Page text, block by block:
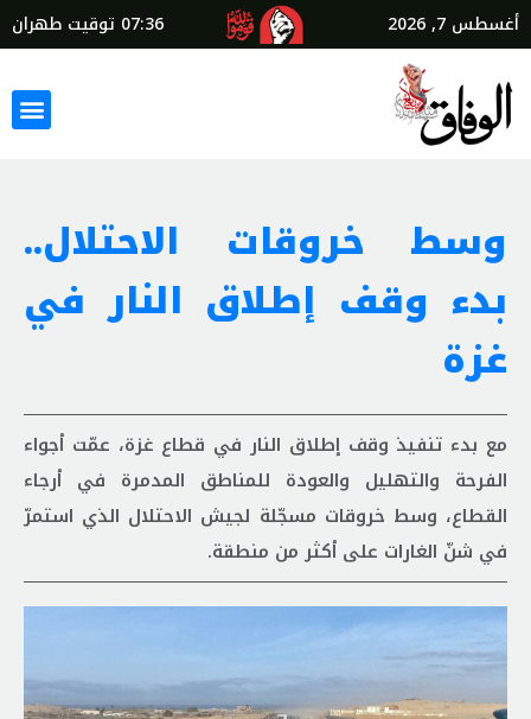
أغسطس 7, 2026 07:36 توقيت طهران
وسط خروقات الاحتلال..
بدء وقف إطلاق النار في
غزة
مع بدء تنفيذ وقف إطلاق النار في قطاع غزة، عمّت أجواء
الفرحة والتهليل والعودة للمناطق المدمرة في أرجاء
القطاع، وسط خروقات مسجّلة لجيش الاحتلال الذي استمرّ
في شنّ الغارات على أكثر من منطقة.